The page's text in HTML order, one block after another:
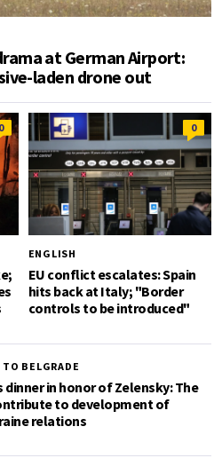
at German Airport:
laden drone out
0 0
ENGLISH
EU conflict escalates: Spain
hits back at Italy; "Border
controls to be introduced"
BELGRADE
dinner in honor of Zelensky: The
to development of
relations